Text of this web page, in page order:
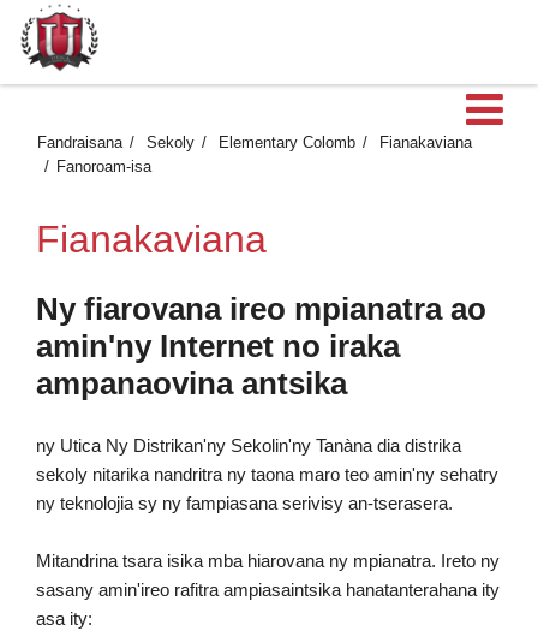
Fandraisana Sekoly Elementary Colomb
Fianakaviana
Fanoroam-isa
Fianakaviana
Ny fiarovana ireo mpianatra ao
amin'ny Internet no iraka
ampanaovina antsika
ny Utica Ny Distrikan'ny Sekolin'ny Tanàna dia distrika
sekoly nitarika nandritra ny taona maro teo amin'ny sehatry
ny teknolojia sy ny fampiasana serivisy an-tserasera.
Mitandrina tsara isika mba hiarovana ny mpianatra. Ireto ny
sasany amin'ireo rafitra ampiasaintsika hanatanterahana ity
asa ity: